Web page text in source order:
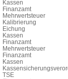
Kassen
Finanzamt
Mehrwertsteuer
Kalibrierung
Eichung
Kassen
Finanzamt
Mehrwertsteuer
Finanzamt
Kassen
TSE